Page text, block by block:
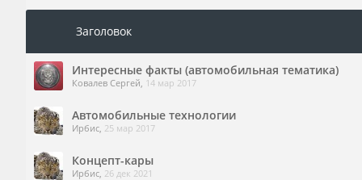
Заголовок
Интересные факты (автомобильная тематика)
Ковалев Сергей, 14 мар 2017
Автомобильные технологии
Ирбис, 25 мар 2017
Концепт-кары
Ирбис, 26 дек 2021